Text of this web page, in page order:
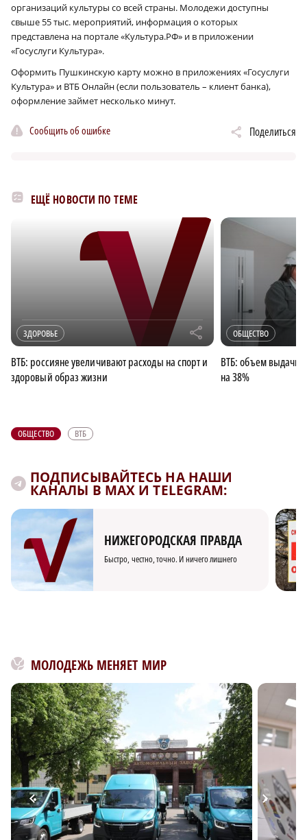
организаций культуры со всей страны. Молодежи доступны
свыше 55 тыс. мероприятий, информация о которых
представлена на портале «Культура.РФ» и в приложении
«Госуслуги Культура».
Оформить Пушкинскую карту можно в приложениях «Госуслуги
Культура» и ВТБ Онлайн (если пользователь – клиент банка),
оформление займет несколько минут.
Сообщить об ошибке Поделиться
ЕЩЁ НОВОСТИ ПО ТЕМЕ
ЗДОРОВЬЕ r
ВТБ: россияне увеличивают расходы на спорт и
здоровый образ жизни
ОБЩЕСТВО
ВТБ: объем выдачи
на 38%
ОБЩЕСТВО ВТБ
ПОДПИСЫВАЙТЕСЬ НА НАШИ
КАНАЛЫ В MAX И TELEGRAM:
НИЖЕГОРОДСКАЯ ПРАВДА
Быстро, честно, точно. И ничего лишнего
МОЛОДЕЖЬ МЕНЯЕТ МИР